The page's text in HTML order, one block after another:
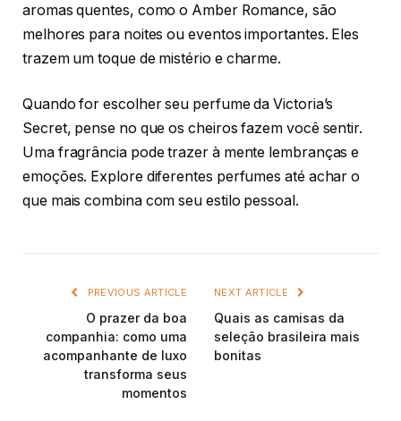
aromas quentes, como o Amber Romance, são
melhores para noites ou eventos importantes. Eles
trazem um toque de mistério e charme.
Quando for escolher seu perfume da Victoria’s
Secret, pense no que os cheiros fazem você sentir.
Uma fragrância pode trazer à mente lembranças e
emoções. Explore diferentes perfumes até achar o
que mais combina com seu estilo pessoal.
PREVIOUS ARTICLE
O prazer da boa
companhia: como uma
acompanhante de luxo
transforma seus
momentos
NEXT ARTICLE
Quais as camisas da
seleção brasileira mais
bonitas